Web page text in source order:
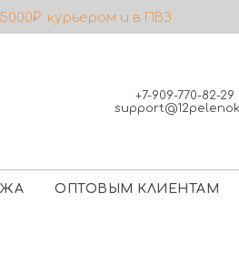
курьером и в ПВЗ
+7-909-770-82-29
ОПТОВЫМ КЛИЕНТАМ